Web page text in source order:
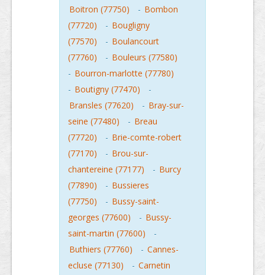
Boitron (77750)
- Bombon
(77720)
- Bougligny
(77570)
- Boulancourt
(77760)
- Bouleurs (77580)
- Bourron-marlotte (77780)
- Boutigny (77470)
-
Bransles (77620)
- Bray-sur-
seine (77480)
- Breau
(77720)
- Brie-comte-robert
(77170)
- Brou-sur-
chantereine (77177)
- Burcy
(77890)
- Bussieres
(77750)
- Bussy-saint-
georges (77600)
- Bussy-
saint-martin (77600)
-
Buthiers (77760)
- Cannes-
ecluse (77130)
- Carnetin